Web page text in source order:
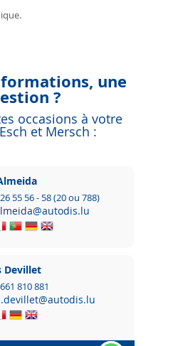
une
?
occasions à votre
et Mersch :
55 56 - 58 (20 ou 788)
Devillet
810 881